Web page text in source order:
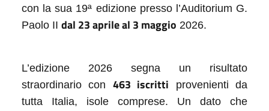
con la sua 19ª edizionepresso l’Auditorium G.
Paolo II dal 23 aprile al 3 maggio 2026.
L’edizione 2026 segna un risultato
straordinario con 463 iscritti provenienti da
tutta Italia, isole comprese. Un dato che